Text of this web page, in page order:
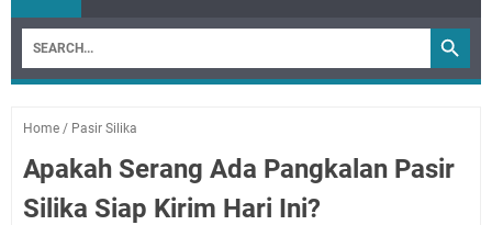
Home / Pasir Silika
Apakah Serang Ada Pangkalan Pasir
Silika Siap Kirim Hari Ini?